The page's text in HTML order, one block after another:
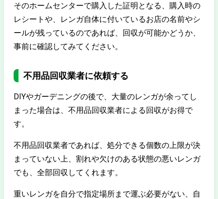
そのホームセンターで購入した証明となる、購入時の
レシートや、レンガ自体に付いているお店の名前やシ
ールが残っているのであれば、回収が可能かどうか、
事前に確認してみてください。
不用品回収業者に依頼する
DIYやガーデニングの後で、大量のレンガが余ってし
まった場合は、不用品回収業者による回収がお得で
す。
不用品回収業者であれば、処分できる個数の上限が決
まっていない上、割れや欠けのある状態の悪いレンガ
でも、全部回収してくれます。
重いレンガを自分で指定場所まで運ぶ必要がない、自